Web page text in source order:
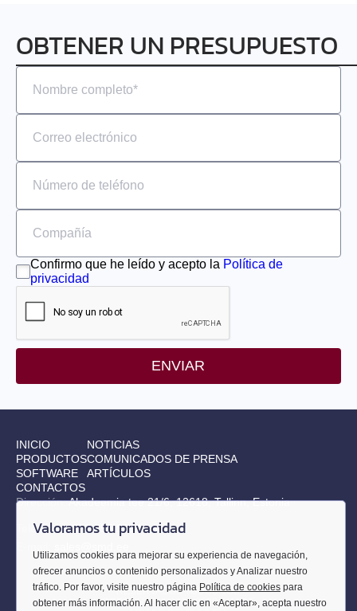
OBTENER UN PRESUPUESTO
Confirmo que he leído y acepto la Política de
privacidad
ENVIAR
Valoramos tu privacidad
Utilizamos cookies para mejorar su experiencia de navegación,
ofrecer anuncios o contenido personalizados y Analizar nuestro
tráfico. Por favor, visite nuestro página Política de cookies para
obtener más información. Al hacer clic en «Aceptar», acepta nuestro
INICIO
PRODUCTOS
SOFTWARE
CONTACTOS
NOTICIAS
COMUNICADOS DE PRENSA
ARTÍCULOS
Dirección:Akadeemia tee 21/6, 12618, Tallinn, Estonia
Teléfono:+372 655 9914
RESERVADOS TODOS LOS
DERECHOS © 2010-2026SMART